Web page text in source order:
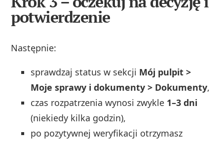
potwierdzenie
Następnie:
sprawdzaj status w sekcji Mój pulpit >
Moje sprawy i dokumenty > Dokumenty,
czas rozpatrzenia wynosi zwykle 1–3 dni
(niekiedy kilka godzin),
po pozytywnej weryfikacji otrzymasz